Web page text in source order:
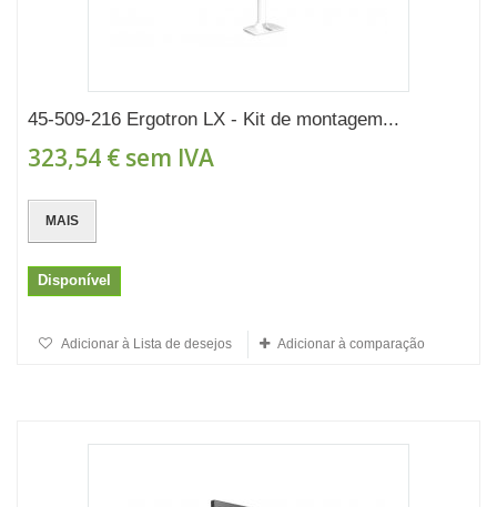
45-509-216 Ergotron LX - Kit de montagem...
323,54 € sem IVA
MAIS
Disponível
Adicionar à Lista de desejos Adicionar à comparação